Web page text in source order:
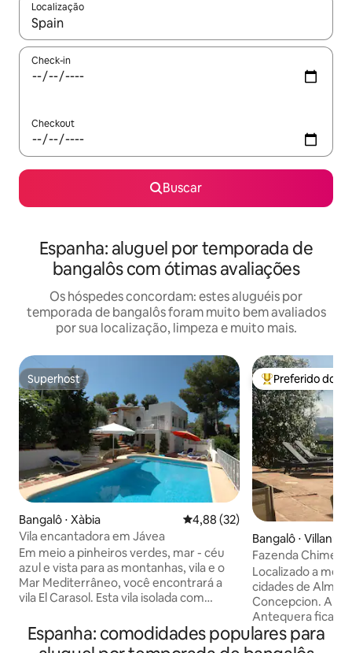
Localização
Quando os resultados estiverem disponíveis, explore-os
Check-in
Checkout
Buscar
Espanha: aluguel por temporada de
bangalôs com ótimas avaliações
Os hóspedes concordam: estes aluguéis por
temporada de bangalôs foram muito bem avaliados
por sua localização, limpeza e muito mais.
Superhost
Superhost
Bangalô ⋅ Xàbia 4,88 de uma avaliação média
4,88 (32)
Vila encantadora em Jávea
Em meio a pinheiros verdes, mar - céu
azul e vista para as montanhas, vila e o
Mar Mediterrâneo, você encontrará a
vila El Carasol. Esta vila isolada com
1.200 m², no meio de uma área de
caminhadas florestal. Da vila você tem
Entre os
Preferido dos
Bangalô ⋅
ncepción
Fazenda
Localizado a
cidades de
Concepcion. A
Antequera fica a
o Parque
O refúgio rural
Espanha: comodidades populares para